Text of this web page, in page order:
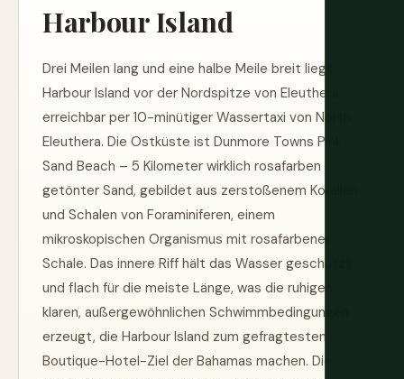
Harbour Island
Drei Meilen lang und eine halbe Meile breit liegt
Harbour Island vor der Nordspitze von Eleuthera,
erreichbar per 10-minütiger Wassertaxi von North
Eleuthera. Die Ostküste ist Dunmore Towns Pink
Sand Beach – 5 Kilometer wirklich rosafarben
getönter Sand, gebildet aus zerstoßenem Korallen
und Schalen von Foraminiferen, einem
mikroskopischen Organismus mit rosafarbener
Schale. Das innere Riff hält das Wasser geschützt
und flach für die meiste Länge, was die ruhigen,
klaren, außergewöhnlichen Schwimmbedingungen
erzeugt, die Harbour Island zum gefragtesten
Boutique-Hotel-Ziel der Bahamas machen. Die